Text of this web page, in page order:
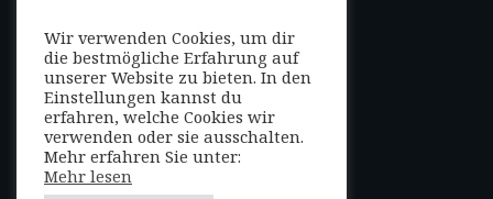
FOLGEN SIE UNS
Entdecken Sie weltweit
mit uns die Highlights in
jeder Region als Local
oder auf Reisen!
Wir verwenden Cookies, um dir
die bestmögliche Erfahrung auf
unserer Website zu bieten. In den
Einstellungen kannst du
erfahren, welche Cookies wir
verwenden oder sie ausschalten.
Mehr erfahren Sie unter:
Mehr lesen